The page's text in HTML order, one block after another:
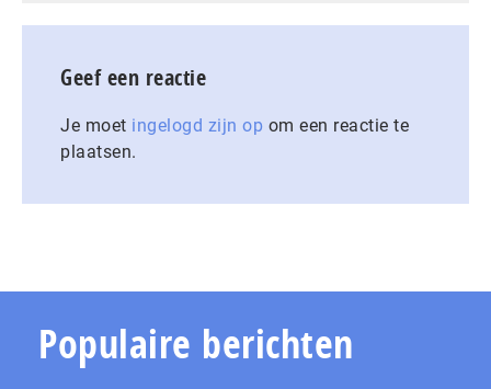
Geef een reactie
Je moet ingelogd zijn op om een reactie te
plaatsen.
Populaire berichten